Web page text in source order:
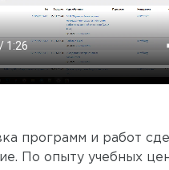
программ и работ
По опыту учебных